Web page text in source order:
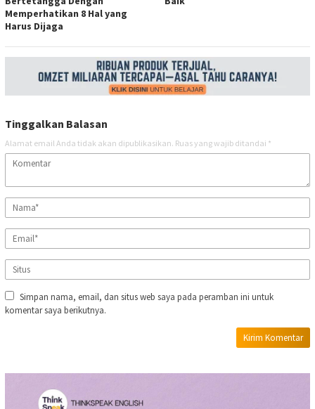
Memperhatikan 8 Hal yang
Harus Dijaga
Tinggalkan Balasan
Alamat email Anda tidak akan dipublikasikan. Ruas yang wajib ditandai *
Simpan nama, email, dan situs web saya pada peramban ini untuk
komentar saya berikutnya.